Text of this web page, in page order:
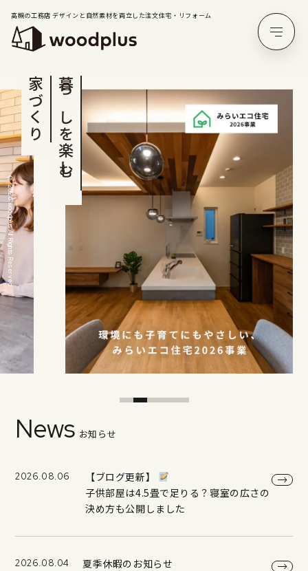
高槻の工務店 デザインと自然素材を両立した注文住宅・リフォーム
暮らしを楽しむ
家づくり
© 2026 woodplus All Rights Reserved.
News お知らせ
2026.08.06
【ブログ更新】
子供部屋は4.5畳で足りる？寝室の広さの
決め方も公開しました
2026.08.04 夏季休暇のお知らせ